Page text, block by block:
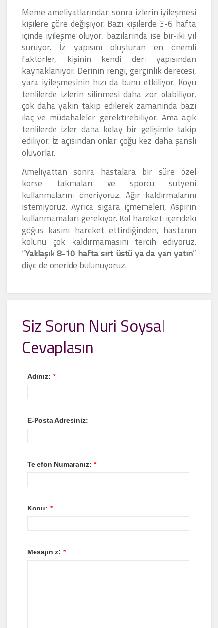
Meme ameliyatlarından sonra izlerin iyileşmesi
kişilere göre değişiyor. Bazı kişilerde 3-6 hafta
içinde iyileşme oluyor, bazılarında ise bir-iki yıl
sürüyor. İz yapısını oluşturan en önemli
faktörler, kişinin kendi deri yapısından
kaynaklanıyor. Derinin rengi, gerginlik derecesi,
yara iyileşmesinin hızı da bunu etkiliyor. Koyu
tenlilerde izlerin silinmesi daha zor olabiliyor,
çok daha yakın takip edilerek zamanında bazı
ilaç ve müdahaleler gerektirebiliyor. Ama açık
tenlilerde izler daha kolay bir gelişimle takip
ediliyor. İz açısından onlar çoğu kez daha şanslı
oluyorlar.
Ameliyattan sonra hastalara bir süre özel
korse takmaları ve sporcu sutyeni
kullanmalarını öneriyoruz. Ağır kaldırmalarını
istemiyoruz. Ayrıca sigara içmemeleri, Aspirin
kullanmamaları gerekiyor. Kol hareketi içerideki
göğüs kasını hareket ettirdiğinden, hastanın
kolunu çok kaldırmamasını tercih ediyoruz.
“Yaklaşık 8-10 hafta sırt üstü ya da yan yatın”
diye de öneride bulunuyoruz.
Siz Sorun Nuri Soysal
Cevaplasın
Adınız: *
E-Posta Adresiniz:
Telefon Numaranız: *
Konu: *
Mesajınız: *